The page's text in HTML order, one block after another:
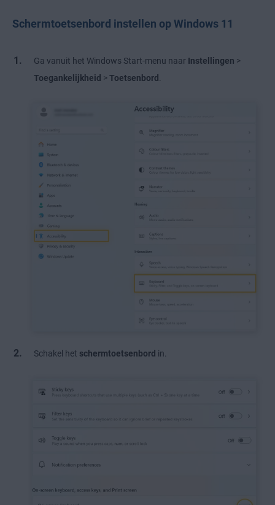
Schermtoetsenbord instellen op Windows 11
Ga vanuit het Windows Start-menu naar Instellingen >
Toegankelijkheid > Toetsenbord .
Schakel het schermtoetsenbord in.